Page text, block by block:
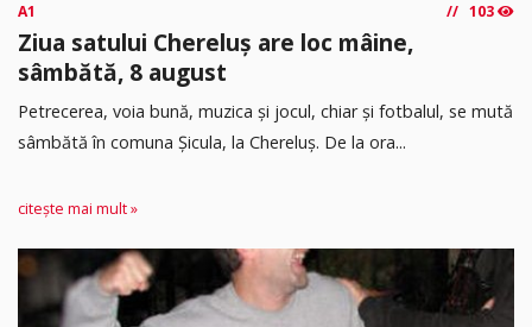
A1 103
Ziua satului Chereluș are loc mâine,
sâmbătă, 8 august
Petrecerea, voia bună, muzica și jocul, chiar și fotbalul, se mută
sâmbătă în comuna Șicula, la Chereluș. De la ora...
citește mai mult »